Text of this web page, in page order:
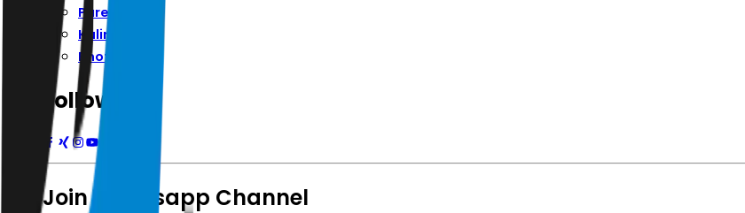
Parenting
Kuliner
Photo
Follow Us
Join Whatsapp Channel